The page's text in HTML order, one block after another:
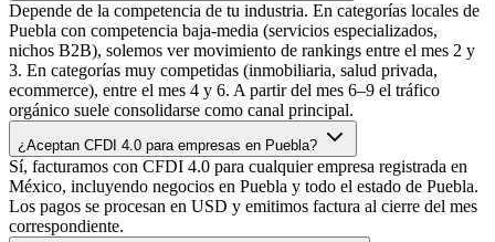
Depende de la competencia de tu industria. En categorías locales de
Puebla con competencia baja-media (servicios especializados,
nichos B2B), solemos ver movimiento de rankings entre el mes 2 y
3. En categorías muy competidas (inmobiliaria, salud privada,
ecommerce), entre el mes 4 y 6. A partir del mes 6–9 el tráfico
orgánico suele consolidarse como canal principal.
¿Aceptan CFDI 4.0 para empresas en Puebla?
Sí, facturamos con CFDI 4.0 para cualquier empresa registrada en
México, incluyendo negocios en Puebla y todo el estado de Puebla.
Los pagos se procesan en USD y emitimos factura al cierre del mes
correspondiente.